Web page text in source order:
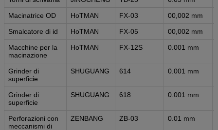
Macinatrice OD HoTMAN FX-03 00,002 mm
Smalcatore di id HoTMAN FX-05 00,002 mm
Macchine per la
macinazione
HoTMAN FX-12S 0.001 mm
Grinder di
superficie
SHUGUANG 614 0.001 mm
Grinder di
superficie
SHUGUANG 618 0.001 mm
Perforazioni con
meccanismi di
ZENBANG ZB-03 0.01 mm